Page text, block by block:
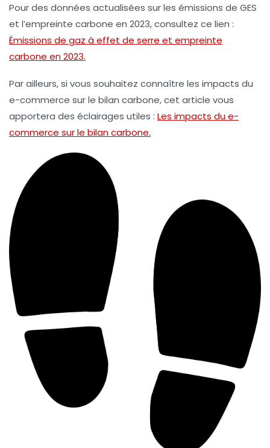
Pour des données actualisées sur les émissions de GES
et l’empreinte carbone en 2023, consultez ce lien :
Émissions de gaz à effet de serre et empreinte
carbone en 2023.
Par ailleurs, si vous souhaitez connaître les impacts du
e-commerce sur le bilan carbone, cet article vous
apportera des éclairages utiles : Les impacts du e-
commerce sur le bilan carbone.